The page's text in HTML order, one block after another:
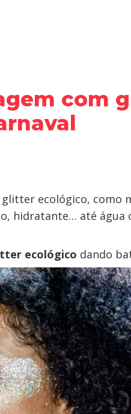
com
ecológico, como
hidratante… até água
ecológico dando